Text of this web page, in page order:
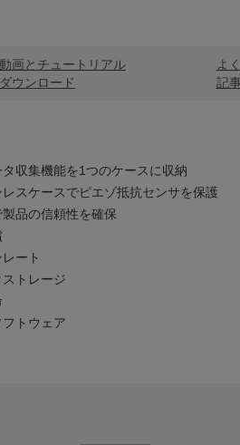
動画とチュートリアル
ダウンロード
よ
記
収集機能を1つのケースに収納
スケースでピエゾ抵抗センサを保護
品の信頼性を確保
ート
トレージ
トウェア